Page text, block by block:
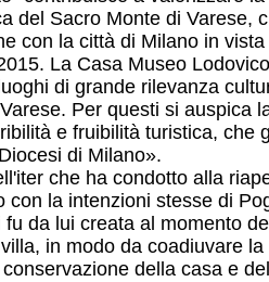
del Sacro Monte di Varese,
con la città di Milano in
La Casa Museo
di grande rilevanza
Per questi si auspica
e fruibilità turistica, che
di Milano».
che ha condotto alla
con la intenzioni stesse di
fu da lui creata al momento
in modo da coadiuvare
della casa e